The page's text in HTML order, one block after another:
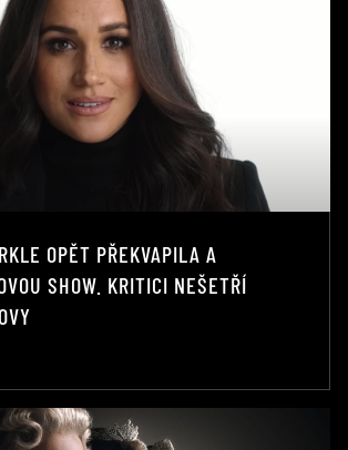
OPĚT PŘEKVAPILA A
SHOW. KRITICI NEŠETŘÍ